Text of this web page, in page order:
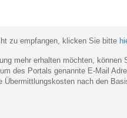
zu empfangen, klicken Sie bitte
mehr erhalten möchten, können
des Portals genannte E-Mail
Übermittlungskosten nach den